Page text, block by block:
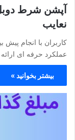
آپشن شرط
نعایب
کاربران با انجام
عملکرد حرفه ای
بیشتر بخوانید »